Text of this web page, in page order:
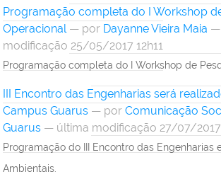
Programação completa do I Workshop
Operacional — por Dayanne Vieira Maia —
modificação 25/05/2017 12h11
Programação completa do I Workshop de
III Encontro das Engenharias será
Campus Guarus — por Comunicação
Guarus — última modificação 27/07/2017
Programação do III Encontro das Engenharias
Ambientais.